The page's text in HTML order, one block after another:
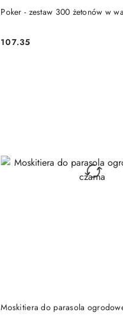
Poker - zestaw 300 żetonów w
Cena:
107.35
PRODUKT
Moskitiera do parasola
PRODUKT